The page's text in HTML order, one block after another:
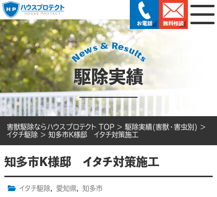
駆除実績
害獣駆除ならハウスプロテクト TOP > 駆除実績(害獣・害虫別) >
イタチ駆除 > 知多市K様邸 イタチ対策施工
知多市K様邸 イタチ対策施工
イタチ駆除, 愛知県,
知多市